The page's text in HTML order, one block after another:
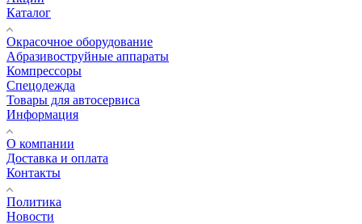
Каталог
Окрасочное оборудование
Aбразивоструйные аппараты
Компрессоры
Спецодежда
Товары для автосервиса
Информация
О компании
Доставка и оплата
Контакты
Политика
Новости